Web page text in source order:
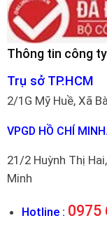
Thông tin công ty
Trụ sở TP.HCM
2/1G Mỹ Huề, Xã
VPGD HỒ CHÍ MINH.
21/2 Huỳnh Thị
Minh
Hotline : 0975